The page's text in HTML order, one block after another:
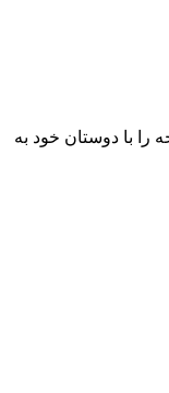
را با دوستان خود به